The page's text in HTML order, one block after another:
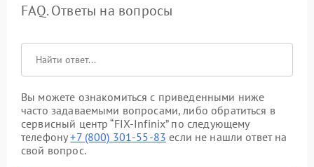
FAQ. Ответы на вопросы
Вы можете ознакомиться с приведенными ниже
часто задаваемыми вопросами, либо обратиться в
сервисный центр “FIX-Infinix” по следующему
телефону+7 (800) 301-55-83 если не нашли ответ на
свой вопрос.